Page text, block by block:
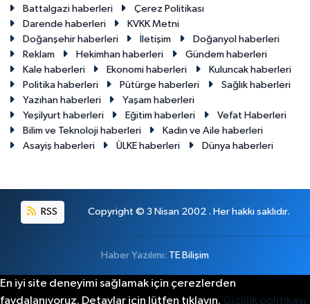
Battalgazi haberleri
Çerez Politikası
Darende haberleri
KVKK Metni
Doğanşehir haberleri
İletişim
Doğanyol haberleri
Reklam
Hekimhan haberleri
Gündem haberleri
Kale haberleri
Ekonomi haberleri
Kuluncak haberleri
Politika haberleri
Pütürge haberleri
Sağlık haberleri
Yazıhan haberleri
Yaşam haberleri
Yeşilyurt haberleri
Eğitim haberleri
Vefat Haberleri
Bilim ve Teknoloji haberleri
Kadın ve Aile haberleri
Asayiş haberleri
ÜLKE haberleri Dünya haberleri
RSS Copyright © 3 Nisan 2002 . Her hakkı saklıdır.
Haber Yazılımı: TE Bilişim
En iyi site deneyimi sağlamak için çerezlerden
faydalanıyoruz. Detaylar için lütfen tıklayın. Gizlilik politikası